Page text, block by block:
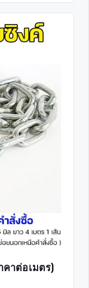
คาต่อเมตร)